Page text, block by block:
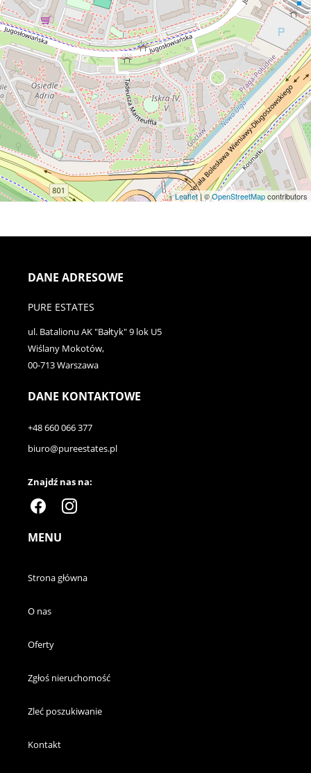
Leaflet| ©OpenStreetMapcontributors
DANE ADRESOWE
PURE ESTATES
ul. Batalionu AK "Bałtyk" 9 lok U5
Wiślany Mokotów,
00-713 Warszawa
DANE KONTAKTOWE
+48 660 066 377
biuro@pureestates.pl
Znajdź nas na:
MENU
Strona główna
O nas
Oferty
Zgłoś nieruchomość
Zleć poszukiwanie
Kontakt